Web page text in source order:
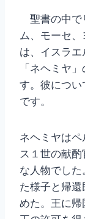
聖書の中で
ム、モーセ
は、イスラ
「ネヘミヤ
す。彼につ
です。
ネヘミヤは
ス１世の献
な人物でし
た様子と帰
めた。王に帰